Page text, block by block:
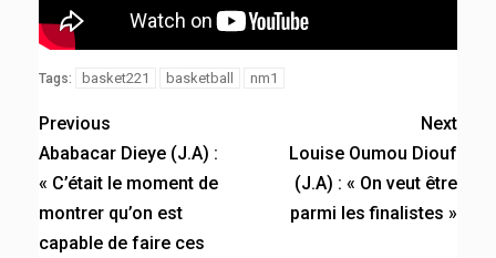
Tags: basket221 basketball nm1
Previous
Ababacar Dieye (J.A) :
« C’était le moment de
montrer qu’on est
capable de faire ces
Next
Louise Oumou Diouf
(J.A) : « On veut être
parmi les finalistes »